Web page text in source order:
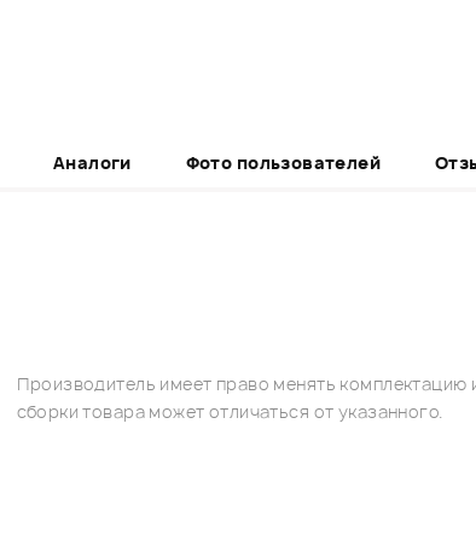
Аналоги Фото пользователей
Производитель имеет право менять
сборки товара может отличаться от указанного.